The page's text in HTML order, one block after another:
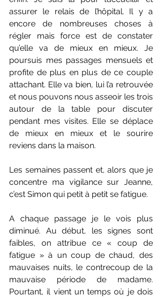
assurer le relais de l’hôpital. Il y a
encore de nombreuses choses à
régler mais force est de constater
qu’elle va de mieux en mieux. Je
poursuis mes passages mensuels et
profite de plus en plus de ce couple
attachant. Elle va bien, lui l’a retrouvée
et nous pouvons nous asseoir les trois
autour de la table pour discuter
pendant mes visites. Elle se déplace
de mieux en mieux et le sourire
reviens dans la maison.
Les semaines passent et, alors que je
concentre ma vigilance sur Jeanne,
c’est Simon qui petit à petit se fatigue.
A chaque passage je le vois plus
diminué. Au début, les signes sont
faibles, on attribue ce « coup de
fatigue » à un coup de chaud, des
mauvaises nuits, le contrecoup de la
mauvaise période de madame.
Pourtant, il vient un temps où je dois